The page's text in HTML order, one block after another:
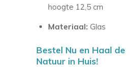
hoogte 12,5 cm
Materiaal: Glas
Bestel Nu en Haal de
Natuur in Huis!